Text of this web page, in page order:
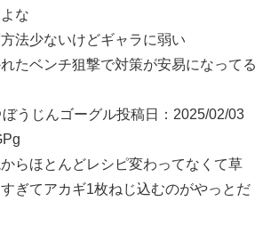
な
法少ないけどギャラに弱い
たベンチ狙撃で対策が安易になってる
うじんゴーグル投稿日：2025/02/03
らほとんどレシピ変わってなくて草
ぎてアカギ1枚ねじ込むのがやっとだ